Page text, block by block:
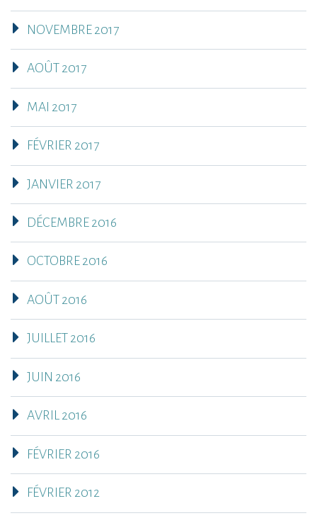
NOVEMBRE 2017
AOÛT 2017
MAI 2017
FÉVRIER 2017
JANVIER 2017
DÉCEMBRE 2016
OCTOBRE 2016
AOÛT 2016
JUILLET 2016
JUIN 2016
AVRIL 2016
FÉVRIER 2016
FÉVRIER 2012